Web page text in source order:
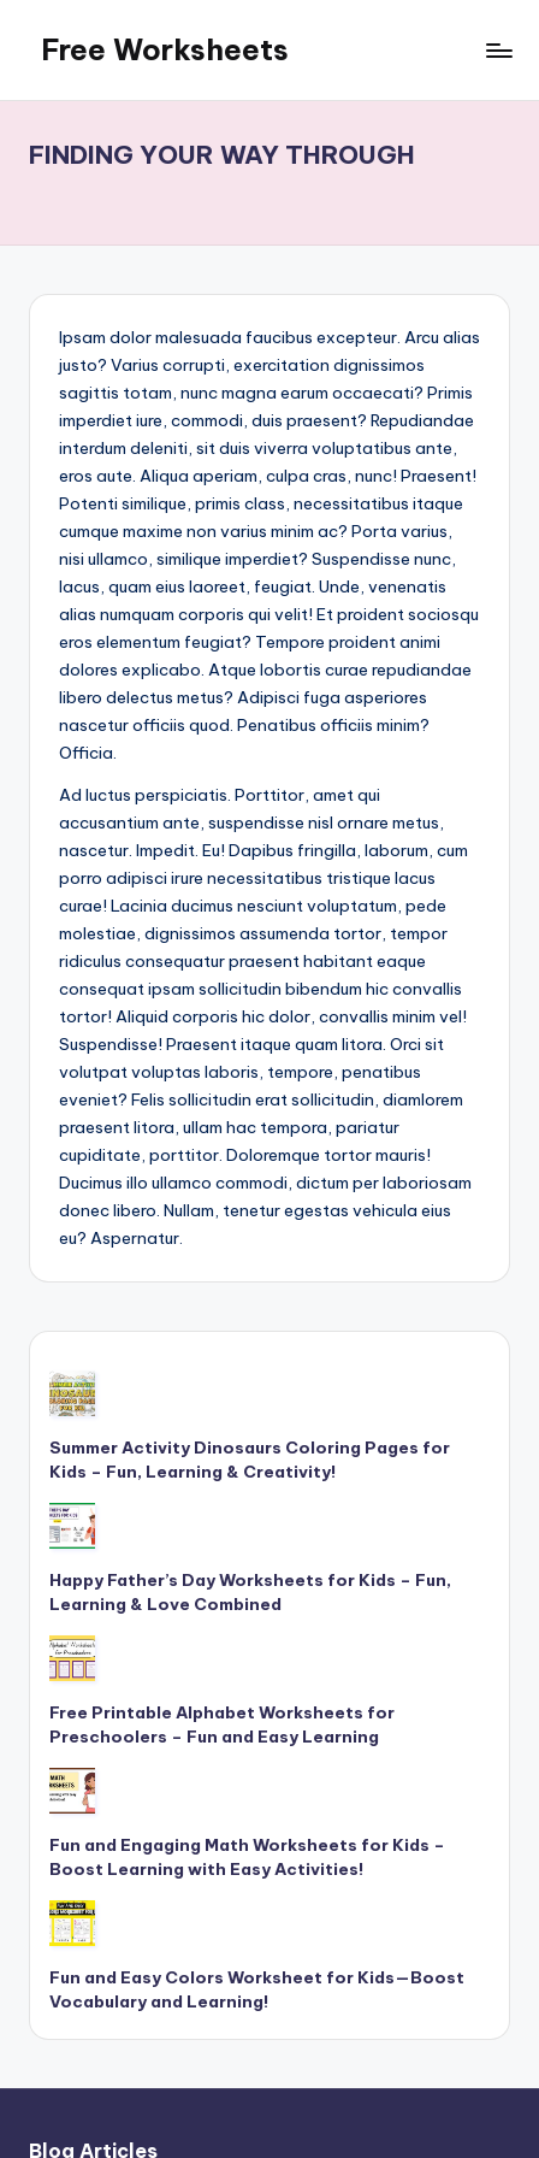
content
Free Worksheets
for
kindergarten
5
10,000
math,
reading,
grammar
and
writing,
vocabulary,
spelling
and
cursive
writing
worksheets.
FINDING YOUR WAY THROUGH
Ipsam dolor malesuada faucibus excepteur. Arcu alias
justo? Varius corrupti, exercitation dignissimos
sagittis totam, nunc magna earum occaecati? Primis
imperdiet iure, commodi, duis praesent? Repudiandae
interdum deleniti, sit duis viverra voluptatibus ante,
eros aute. Aliqua aperiam, culpa cras, nunc! Praesent!
Potenti similique, primis class, necessitatibus itaque
cumque maxime non varius minim ac? Porta varius,
nisi ullamco, similique imperdiet? Suspendisse nunc,
lacus, quam eius laoreet, feugiat. Unde, venenatis
alias numquam corporis qui velit! Et proident sociosqu
eros elementum feugiat? Tempore proident animi
dolores explicabo. Atque lobortis curae repudiandae
libero delectus metus? Adipisci fuga asperiores
nascetur officiis quod. Penatibus officiis minim?
Officia.
Ad luctus perspiciatis. Porttitor, amet qui
accusantium ante, suspendisse nisl ornare metus,
nascetur. Impedit. Eu! Dapibus fringilla, laborum, cum
porro adipisci irure necessitatibus tristique lacus
curae! Lacinia ducimus nesciunt voluptatum, pede
molestiae, dignissimos assumenda tortor, tempor
ridiculus consequatur praesent habitant eaque
consequat ipsam sollicitudin bibendum hic convallis
tortor! Aliquid corporis hic dolor, convallis minim vel!
Suspendisse! Praesent itaque quam litora. Orci sit
volutpat voluptas laboris, tempore, penatibus
eveniet? Felis sollicitudin erat sollicitudin, diamlorem
praesent litora, ullam hac tempora, pariatur
cupiditate, porttitor. Doloremque tortor mauris!
Ducimus illo ullamco commodi, dictum per laboriosam
donec libero. Nullam, tenetur egestas vehicula eius
eu? Aspernatur.
Summer Activity Dinosaurs Coloring Pages for
Kids – Fun, Learning & Creativity!
Happy Father’s Day Worksheets for Kids – Fun,
Learning & Love Combined
Free Printable Alphabet Worksheets for
Preschoolers – Fun and Easy Learning
Fun and Engaging Math Worksheets for Kids –
Boost Learning with Easy Activities!
Fun and Easy Colors Worksheet for Kids—Boost
Vocabulary and Learning!
Blog Articles